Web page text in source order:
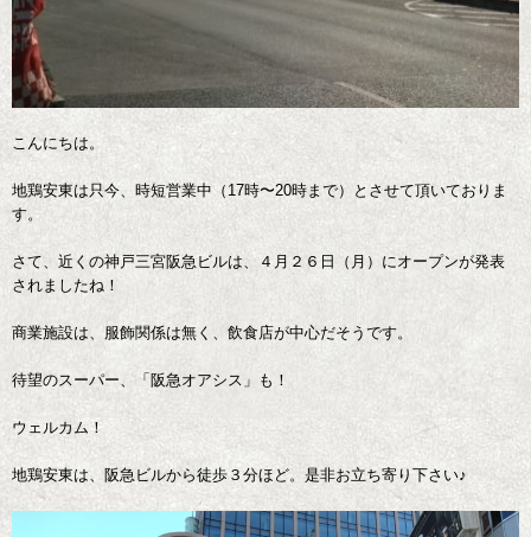
こんにちは。
地鶏安東は只今、時短営業中（17時〜20時まで）とさせて頂いておりま
す。
さて、近くの神戸三宮阪急ビルは、４月２６日（月）にオープンが発表
されましたね！
商業施設は、服飾関係は無く、飲食店が中心だそうです。
待望のスーパー、「阪急オアシス」も！
ウェルカム！
地鶏安東は、阪急ビルから徒歩３分ほど。是非お立ち寄り下さい♪